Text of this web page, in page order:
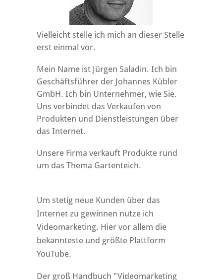
Vielleicht stelle ich mich an dieser Stelle
erst einmal vor.
Mein Name ist Jürgen Saladin. Ich bin
Geschäftsführer der Johannes Kübler
GmbH. Ich bin Unternehmer, wie Sie.
Uns verbindet das Verkaufen von
Produkten und Dienstleistungen über
das Internet.
Unsere Firma verkauft Produkte rund
um das Thema Gartenteich.
Um stetig neue Kunden über das
Internet zu gewinnen nutze ich
Videomarketing. Hier vor allem die
bekannteste und größte Plattform
YouTube.
Der groß Handbuch "Videomarketing